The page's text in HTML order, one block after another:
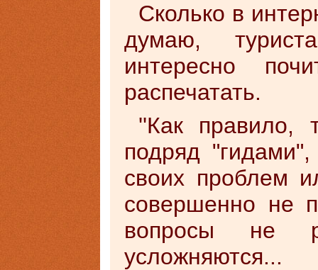
Сколько в
думаю,
интересно
распечатать.
''Как правило,
подряд
своих проблем
совершенно не
вопросы не
усложняются...